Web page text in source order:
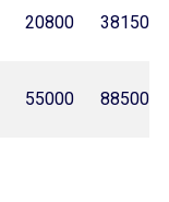
20800 38150
55000 88500